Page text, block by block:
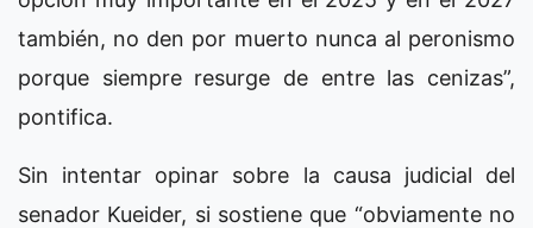
también, no den por muerto nunca al peronismo
porque siempre resurge de entre las cenizas”,
pontifica.
Sin intentar opinar sobre la causa judicial del
senador Kueider, si sostiene que “obviamente no